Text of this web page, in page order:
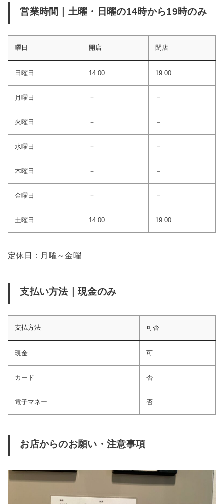
営業時間｜土曜・日曜の14時から19時のみ
曜日 開店 閉店
日曜日 14:00 19:00
月曜日 － －
火曜日 － －
水曜日 － －
木曜日 － －
金曜日 － －
土曜日 14:00 19:00
定休日：月曜～金曜
支払い方法｜現金のみ
支払方法 可否
現金 可
カード 否
電子マネー 否
お店からのお願い・注意事項